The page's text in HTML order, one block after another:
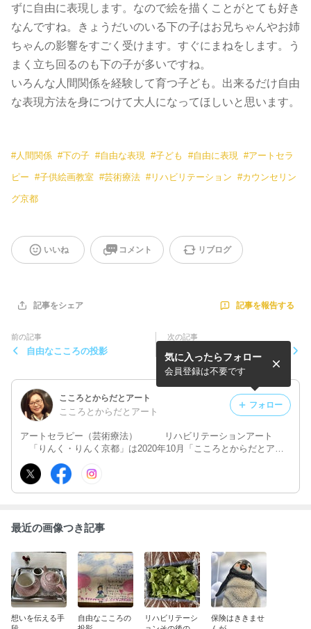
ずに自由に表現します。なので絵を描くことがとても好き
なんですね。きょうだいのいる下の子はお兄ちゃんやお姉
ちゃんの影響をすごく受けます。すぐにまねをします。う
まく立ち回るのも下の子が多いですね。
いろんな人間関係を経験して育つ子ども。出来るだけ自由
な表現方法を身につけて大人になってほしいと思います。
#人間関係 #下の子 #自由な表現 #子ども #自由に表現 #アートセラ
ピー #子供絵画教室 #芸術療法 #リハビリテーション #カウンセリン
グ京都
いいね コメント リブログ
記事をシェア 記事を報告する
前の記事
自由なこころの投影
次の記事
リハビリテーションその後の
嬉しい報告
こころとからだとアート
こころとからだとアート
アートセラピー（芸術療法） リハビリテーションアート
「りんく・りんく京都」は2020年10月「こころとからだとアー
ト」に名称変更しました。 アートを使い「こころ」と「からだ」
を育む事業を展開しています。
気に入ったらフォロー
会員登録は不要です
フォロー
最近の画像つき記事
想いを伝える手
自由なこころの
リハビリテーシ
保険はききませ